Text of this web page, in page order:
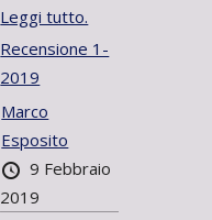
Leggi tutto.
Recensione 1-
2019
Marco
Esposito
9 Febbraio
2019